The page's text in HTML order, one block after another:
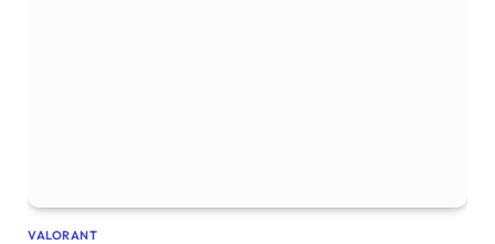
VALORANT